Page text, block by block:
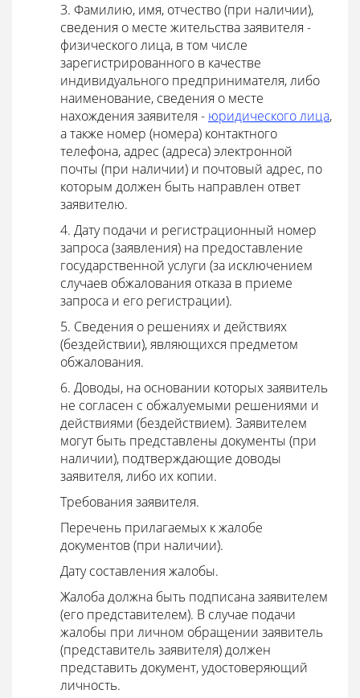
3. Фамилию, имя, отчество (при наличии),
сведения о месте жительства заявителя -
физического лица, в том числе
зарегистрированного в качестве
индивидуального предпринимателя, либо
наименование, сведения о месте
нахождения заявителя - юридического лица,
а также номер (номера) контактного
телефона, адрес (адреса) электронной
почты (при наличии) и почтовый адрес, по
которым должен быть направлен ответ
заявителю.
4. Дату подачи и регистрационный номер
запроса (заявления) на предоставление
государственной услуги (за исключением
случаев обжалования отказа в приеме
запроса и его регистрации).
5. Сведения о решениях и действиях
(бездействии), являющихся предметом
обжалования.
6. Доводы, на основании которых заявитель
не согласен с обжалуемыми решениями и
действиями (бездействием). Заявителем
могут быть представлены документы (при
наличии), подтверждающие доводы
заявителя, либо их копии.
Требования заявителя.
Перечень прилагаемых к жалобе
документов (при наличии).
Дату составления жалобы.
Жалоба должна быть подписана заявителем
(его представителем). В случае подачи
жалобы при личном обращении заявитель
(представитель заявителя) должен
представить документ, удостоверяющий
личность.